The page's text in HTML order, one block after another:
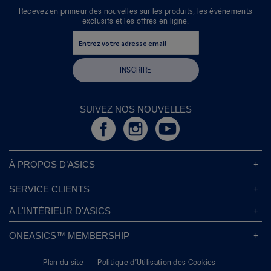
Recevez en primeur des nouvelles sur les produits, les événements
exclusifs et les offres en ligne.
INSCRIRE
SUIVEZ NOS NOUVELLES
À PROPOS D’ASICS
Responsabilités d’entreprise
Politique de Confidentialité
SERVICE CLIENTS
Magasins ASICS
Localisateur de Magasin
Politique de Retour
Conditions Promotionnelles
A L'INTÉRIEUR D'ASICS
Durabilité
L’empreinte de Carbone
ONEASICS™ MEMBERSHIP
S'inscrire gratuitement
Plan du site Politique d’Utilisation des Cookies